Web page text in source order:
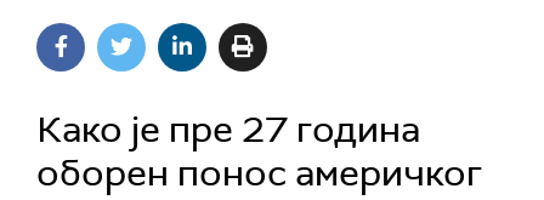
Како је пре 27 година
оборен понос америчког